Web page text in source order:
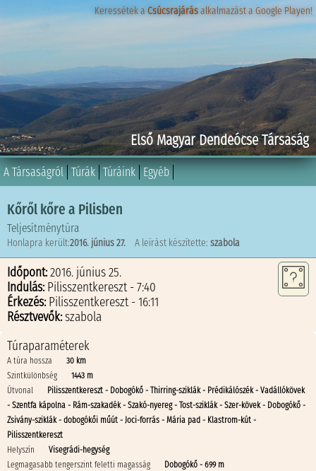
Első Magyar Dendeócse Társaság
Keressétek aCsúcsrajárásalkalmazást a Google Playen!
Keressétek aCsúcsrajárásalkalmazást a Google Playen!
A Társaságról Túrák Túráink Egyéb
Kőről kőre a Pilisben
Teljesítménytúra
Honlapra került:2016. június 27. A leírást készítette: szabola
Időpont:2016. június 25.
Indulás: Pilisszentkereszt - 7:40
Érkezés: Pilisszentkereszt - 16:11
Résztvevők:szabola
Túraparaméterek
A túra hossza
30 km
Szintkülönbség
1443 m
Útvonal
Pilisszentkereszt - Dobogókő - Thirring-sziklák - Prédikálószék - Vadállókövek
- Szentfa kápolna - Rám-szakadék - Szakó-nyereg - Tost-sziklák - Szer-kövek - Dobogókő -
Zsivány-sziklák - dobogókői műút - Joci-forrás - Mária pad - Klastrom-kút -
Pilisszentkereszt
Helyszín
Visegrádi-hegység
Legmagasabb tengerszint feletti magasság
Dobogókő - 699 m